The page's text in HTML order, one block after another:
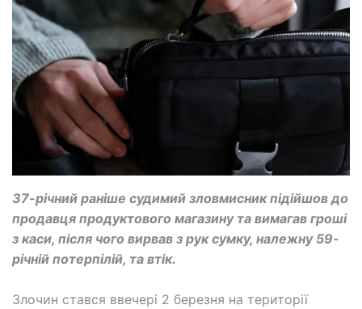
37-річний раніше судимий зловмисник підійшов до
продавця продуктового магазину та вимагав гроші
з каси, після чого вирвав з рук сумку, належну 59-
річній потерпілій, та втік.
Злочин стався ввечері 2 березня на території